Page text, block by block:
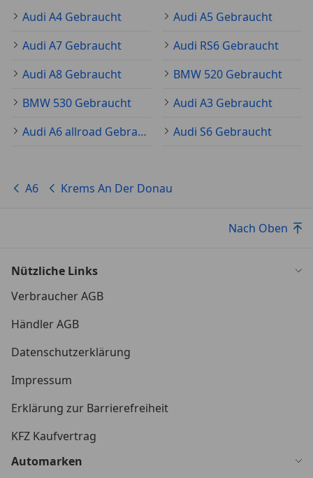
Audi A4 Gebraucht
Audi A5 Gebraucht
Audi A7 Gebraucht
Audi RS6 Gebraucht
Audi A8 Gebraucht
BMW 520 Gebraucht
BMW 530 Gebraucht
Audi A3 Gebraucht
Audi A6 allroad Gebraucht
Audi S6 Gebraucht
A6 Krems An Der Donau
Nach Oben
Nützliche Links
Verbraucher AGB
Händler AGB
Datenschutzerklärung
Impressum
Erklärung zur Barrierefreiheit
KFZ Kaufvertrag
Automarken